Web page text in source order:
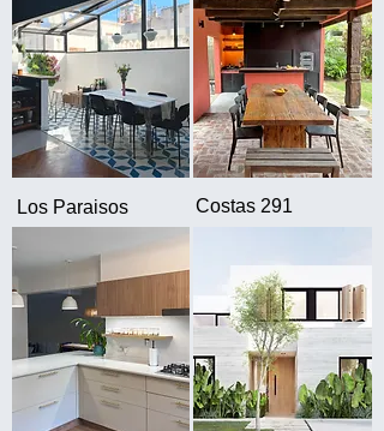
Los Paraisos Costas 291